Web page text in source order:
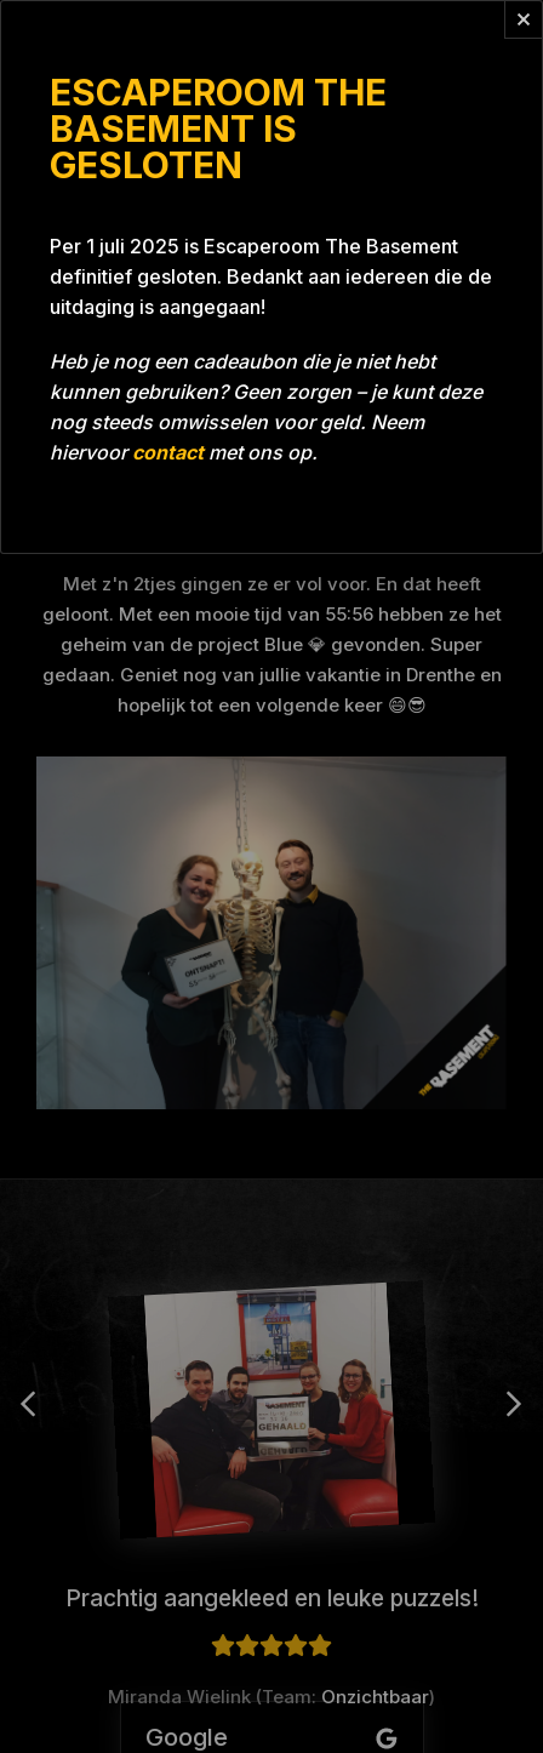
ESCAPEROOM THE
BASEMENT IS
GESLOTEN
Per 1 juli 2025 is Escaperoom The Basement
definitief gesloten. Bedankt aan iedereen die de
uitdaging is aangegaan!
Heb je nog een cadeaubon die je niet hebt
kunnen gebruiken? Geen zorgen – je kunt deze
nog steeds omwisselen voor geld. Neem
hiervoorcontactmet ons op.
Tijd 55:56 Datum 06-02-2022
Room Project Blue 26A8
Met z'n 2tjes gingen ze er vol voor. En dat heeft
geloont. Met een mooie tijd van 55:56 hebben ze het
geheim van de project Blue 💎 gevonden. Super
gedaan. Geniet nog van jullie vakantie in Drenthe en
hopelijk tot een volgende keer 😄😎
Prachtig aangekleed en leuke puzzels!
Miranda Wielink (Team: Onzichtbaar)
Google